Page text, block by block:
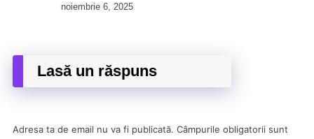
noiembrie 6, 2025
Lasă un răspuns
Adresa ta de email nu va fi publicată. Câmpurile obligatorii sunt